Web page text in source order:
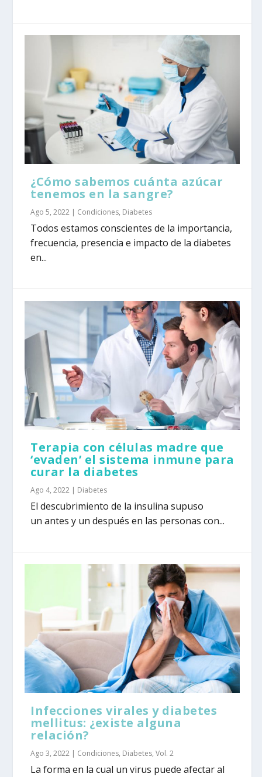
¿Cómo sabemos cuánta azúcar
tenemos en la sangre?
Ago 5, 2022 | Condiciones, Diabetes
Todos estamos conscientes de la importancia,
frecuencia, presencia e impacto de la diabetes
en...
Terapia con células madre que
‘evaden’ el sistema inmune para
curar la diabetes
Ago 4, 2022 | Diabetes
El descubrimiento de la insulina supuso
un antes y un después en las personas con...
Infecciones virales y diabetes
mellitus: ¿existe alguna
relación?
Ago 3, 2022 | Condiciones, Diabetes,Vol. 2
La forma en la cual un virus puede afectar al